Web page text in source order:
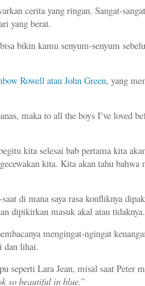
cerita yang ringan. Sangat-
yang berat.
bikin kamu senyum-senyum
Rowell atau John Green, yang
maka to all the boys I’ve loved
kita selesai bab pertama kita
kita. Kita akan tahu bahwa
di mana saya rasa konfliknya
dipikirkan masuk akal atau tidaknya.
mengingat-ngingat
dan lihai.
seperti Lara Jean, misal saat Peter
so beautiful in blue.”